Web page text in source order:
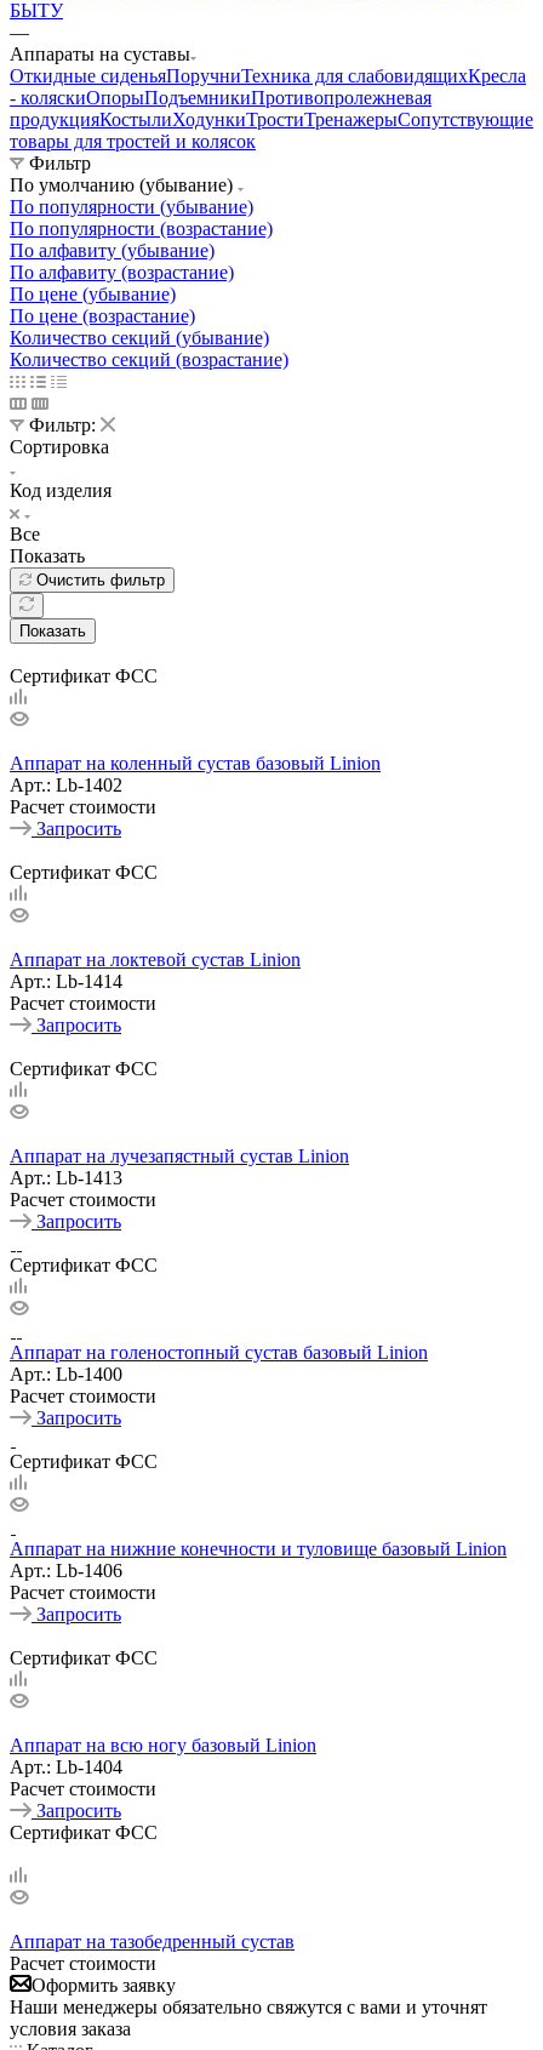
БЫТУ
—
Аппараты на суставы
Откидные сиденьяПоручниТехника для слабовидящихКресла
- коляскиОпорыПодъемникиПротивопролежневая
продукцияКостылиХодункиТростиТренажерыСопутствующие
товары для тростей и колясок
Фильтр
По умолчанию (убывание)
По популярности (убывание)
По популярности (возрастание)
По алфавиту (убывание)
По алфавиту (возрастание)
По цене (убывание)
По цене (возрастание)
Количество секций (убывание)
Количество секций (возрастание)
Фильтр:
Сортировка
Код изделия
Все
Показать
Очистить фильтр
Показать
Сертификат ФСС
Аппарат на коленный сустав базовый Linion
Арт.: Lb-1402
Расчет стоимости
Запросить
Сертификат ФСС
Аппарат на локтевой сустав Linion
Арт.: Lb-1414
Расчет стоимости
Запросить
Сертификат ФСС
Аппарат на лучезапястный сустав Linion
Арт.: Lb-1413
Расчет стоимости
Запросить
Сертификат ФСС
Аппарат на голеностопный сустав базовый Linion
Арт.: Lb-1400
Расчет стоимости
Запросить
Сертификат ФСС
Аппарат на нижние конечности и туловище базовый Linion
Арт.: Lb-1406
Расчет стоимости
Запросить
Сертификат ФСС
Аппарат на всю ногу базовый Linion
Арт.: Lb-1404
Расчет стоимости
Запросить
Сертификат ФСС
Аппарат на тазобедренный сустав
Расчет стоимости
Оформить заявку
Наши менеджеры обязательно свяжутся с вами и уточнят
условия заказа